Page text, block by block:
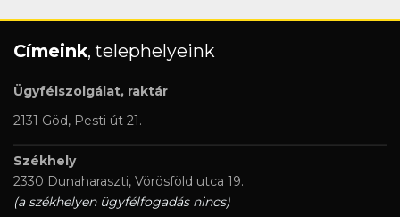
Címeink, telephelyeink
Ügyfélszolgálat, raktár
2131 Göd, Pesti út 21.
Székhely
2330 Dunaharaszti, Vörösföld utca 19.
(a székhelyen ügyfélfogadás nincs)